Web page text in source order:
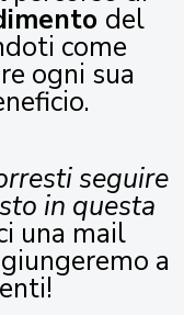
del
come
ogni sua
seguire
in questa
una mail
a